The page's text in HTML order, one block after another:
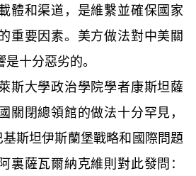
體和渠道，是維繫並確保國家
重要因素。美方做法對中美關
十分惡劣的。
大學政治學院學者康斯坦薩
關閉總領館的做法十分罕見，
基斯坦伊斯蘭堡戰略和國際問題
裏薩瓦爾納克維則對此發問：